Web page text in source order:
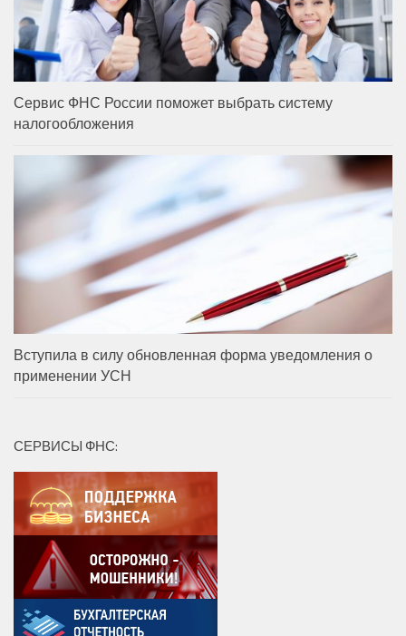
Сервис ФНС России поможет выбрать систему
налогообложения
Вступила в силу обновленная форма уведомления о
применении УСН
СЕРВИСЫ ФНС: